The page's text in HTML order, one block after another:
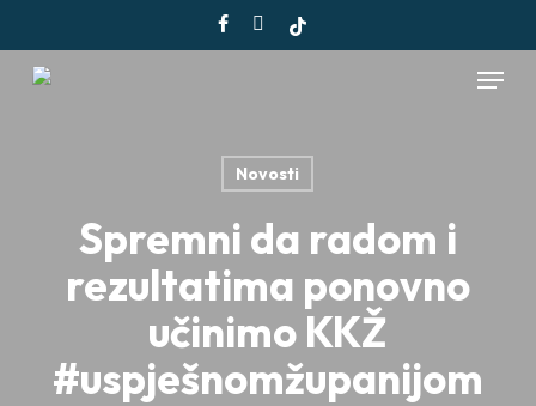
to
main
facebookinstagram
tiktok
Menu
Novosti
Spremni da radom i
rezultatima ponovno
učinimo KKŽ
#uspješnomžupanijom